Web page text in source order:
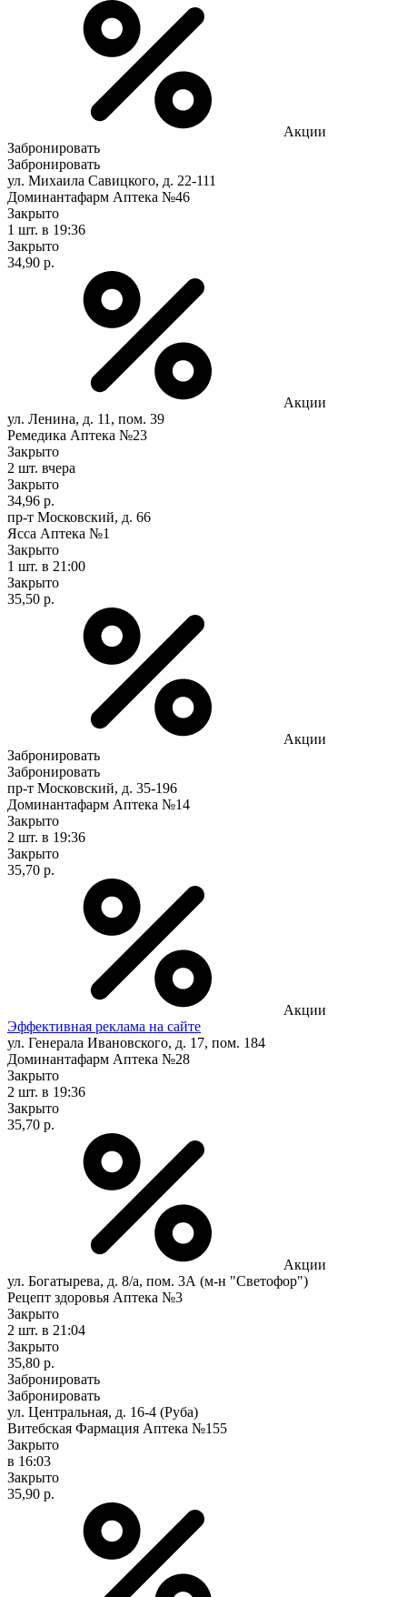
Акции
Забронировать
Забронировать
ул. Михаила Савицкого, д. 22-111
Доминантафарм Аптека №46
Закрыто
1 шт. в 19:36
Закрыто
34,90 р.
Акции
ул. Ленина, д. 11, пом. 39
Ремедика Аптека №23
Закрыто
2 шт. вчера
Закрыто
34,96 р.
пр-т Московский, д. 66
Ясса Аптека №1
Закрыто
1 шт. в 21:00
Закрыто
35,50 р.
Акции
Забронировать
Забронировать
пр-т Московский, д. 35-196
Доминантафарм Аптека №14
Закрыто
2 шт. в 19:36
Закрыто
35,70 р.
Акции
Эффективная реклама на сайте
ул. Генерала Ивановского, д. 17, пом. 184
Доминантафарм Аптека №28
Закрыто
2 шт. в 19:36
Закрыто
35,70 р.
Акции
ул. Богатырева, д. 8/а, пом. 3А (м-н "Светофор")
Рецепт здоровья Аптека №3
Закрыто
2 шт. в 21:04
Закрыто
35,80 р.
Забронировать
Забронировать
ул. Центральная, д. 16-4 (Руба)
Витебская Фармация Аптека №155
Закрыто
в 16:03
Закрыто
35,90 р.